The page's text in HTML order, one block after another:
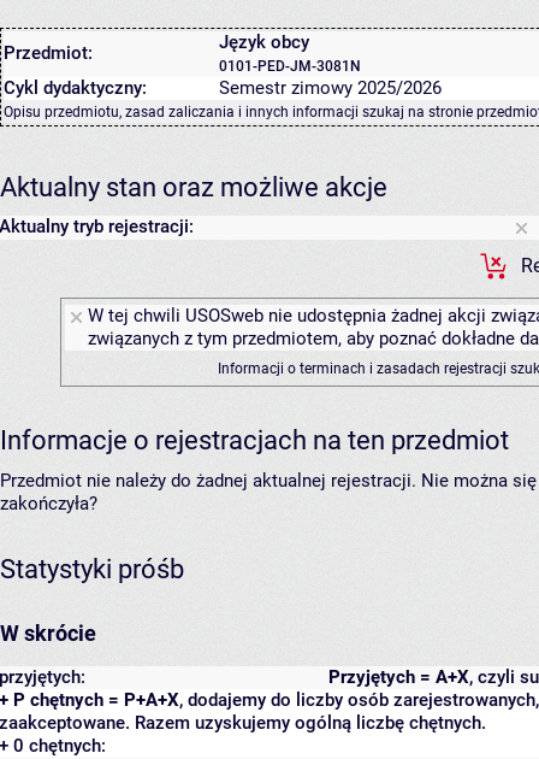
Przedmiot: Język obcy
0101-PED-JM-3081N
Cykl dydaktyczny: Semestr zimowy 2025/2026
Opisu przedmiotu, zasad zaliczania i innych informacji szukaj na stronie
Aktualny stan oraz możliwe akcje
Aktualny tryb rejestracji:
W tej chwili USOSweb nie udostępnia żadnej akcji
związanych z tym przedmiotem, aby poznać dokładne
Informacji o terminach i zasadach rejestracji
Informacje o rejestracjach na ten przedmiot
Przedmiot nie należy do żadnej aktualnej rejestracji. Nie można
zakończyła?
Statystyki próśb
W skrócie
Przyjętych = A+X, czyli
przyjętych:
+ P chętnych = P+A+X, dodajemy do liczby osób
zaakceptowane. Razem uzyskujemy ogólną liczbę chętnych.
+ 0 chętnych: